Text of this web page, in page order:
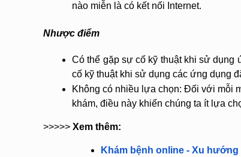
nào miễn là có kết nối Internet.
Nhược điểm
Có thể gặp sự cố kỹ thuật khi sử dụng
cố kỹ thuật khi sử dụng các ứng dụng
Không có nhiều lựa chọn: Đối với mỗi
khám, điều này khiến chúng ta ít lựa
>>>>> Xem thêm:
Khám bệnh online - Xu